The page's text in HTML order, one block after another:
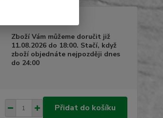
Zboží Vám můžeme doručit již
11.08.2026 do 18:00. Stačí, když
zboží objednáte nejpozději dnes
do 24:00
Přidat do košíku